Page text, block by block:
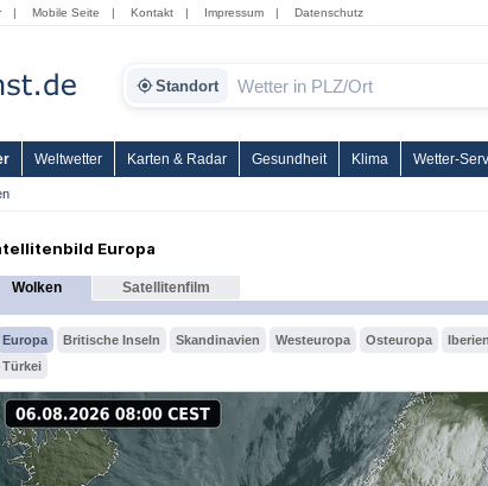
| Mobile Seite | Kontakt | Impressum | Datenschutz
Standort
Weltwetter Karten & Radar Gesundheit Klima Wetter-
Europa
Wolken Satellitenfilm
Europa Britische Inseln Skandinavien Westeuropa Osteuropa Iberien
Türkei